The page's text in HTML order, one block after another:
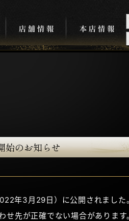
始のお知らせ
年3月29日）に公開されました。
せ先が正確でない場合があります